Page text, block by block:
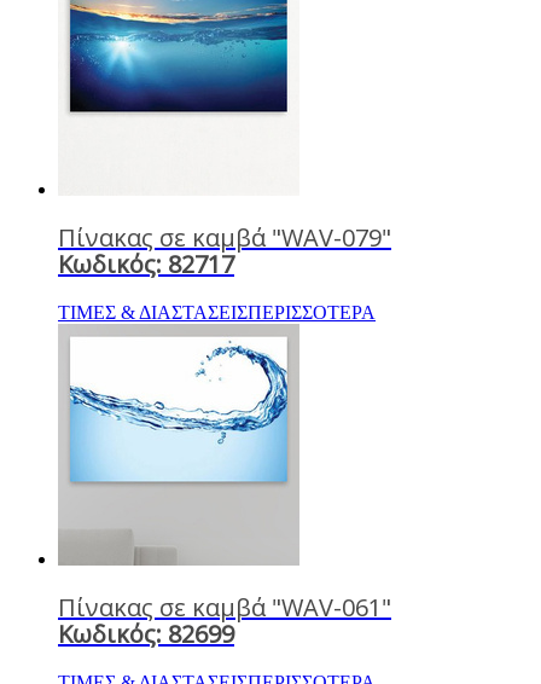
Πίνακας σε καμβά "WAV-079"
Κωδικός: 82717
ΤΙΜΕΣ & ΔΙΑΣΤΑΣΕΙΣΠΕΡΙΣΣΟΤΕΡΑ
Πίνακας σε καμβά "WAV-061"
Κωδικός: 82699